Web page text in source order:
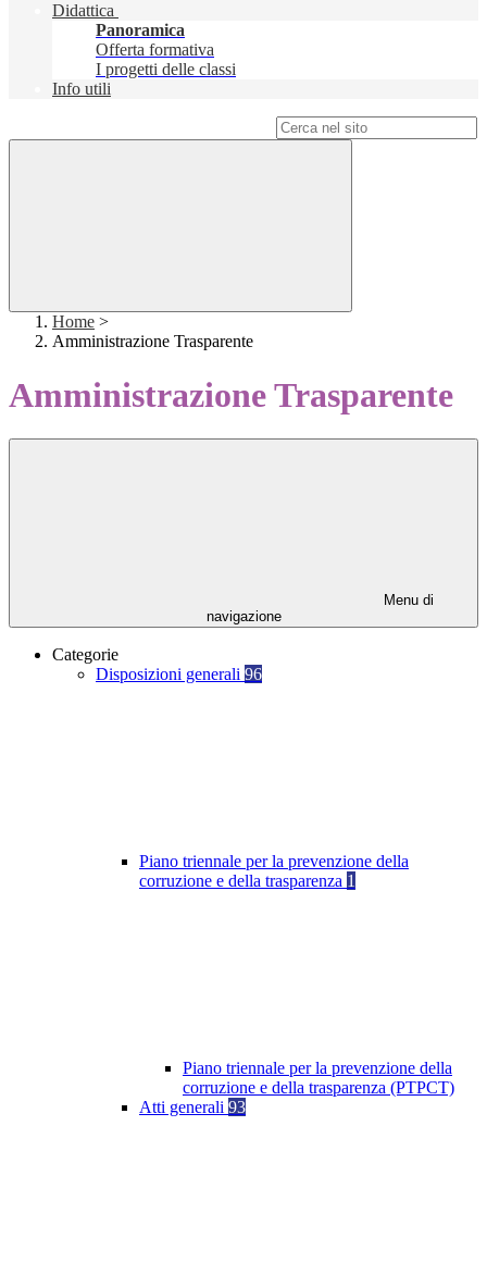
Didattica
Panoramica
Offerta formativa
I progetti delle classi
Info utili
Home >
Amministrazione Trasparente
Amministrazione Trasparente
Menu di
navigazione
Categorie
Disposizioni generali 96
Piano triennale per la prevenzione della
corruzione e della trasparenza 1
Piano triennale per la prevenzione della
corruzione e della trasparenza (PTPCT)
Atti generali 93